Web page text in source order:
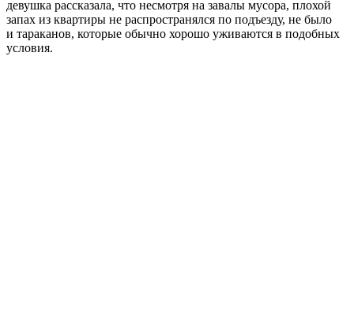
девушка рассказала, что несмотря на завалы мусора, плохой
запах из квартиры не распространялся по подъезду, не было
и тараканов, которые обычно хорошо уживаются в подобных
условия.